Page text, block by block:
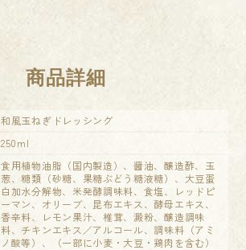
商品詳細
和風玉ねぎドレッシング
250ml
食用植物油脂（国内製造）、醤油、醸造酢、玉
葱、糖類（砂糖、果糖ぶどう糖液糖）、大豆蛋
白加水分解物、米発酵調味料、食塩、レッドピ
ーマン、オリーブ、昆布エキス、酵母エキス、
香辛料、レモン果汁、椎茸、澱粉、醸造調味
料、チキンエキス／アルコール、調味料（アミ
ノ酸等）、（一部に小麦・大豆・鶏肉を含む）